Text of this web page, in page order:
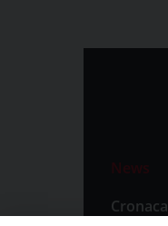
News
Cronaca